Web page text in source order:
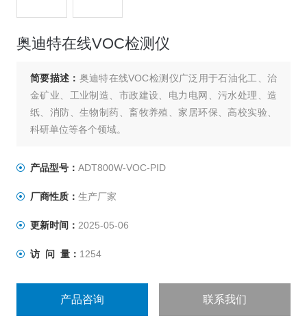
奥迪特在线VOC检测仪
简要描述： 奥迪特在线VOC检测仪广泛用于石油化工、治
金矿业、工业制造、市政建设、电力电网、污水处理、造
纸、消防、生物制药、畜牧养殖、家居环保、高校实验、
科研单位等各个领域。
产品型号： ADT800W-VOC-PID
厂商性质： 生产厂家
更新时间： 2025-05-06
访 问 量： 1254
产品咨询 联系我们